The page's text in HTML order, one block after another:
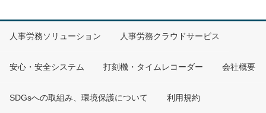
人事労務ソリューション 人事労務クラウドサービス
安心・安全システム 打刻機・タイムレコーダー 会社概要
SDGsへの取組み、環境保護について 利用規約